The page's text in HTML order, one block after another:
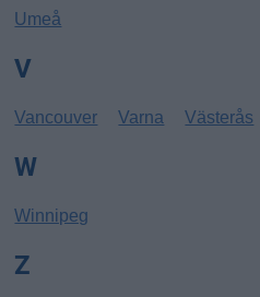
Umeå
V
Vancouver Varna Västerås
W
Winnipeg
Z